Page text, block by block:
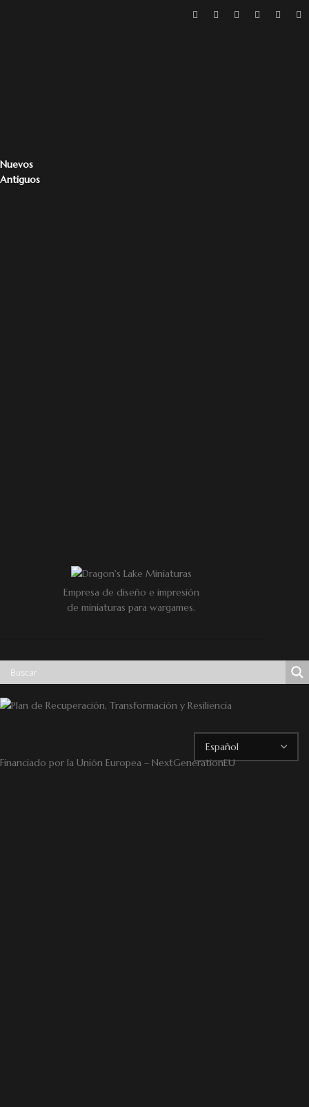
Nuevos
Antiguos
Empresa de diseño e impresión
de miniaturas para wargames.
Financiado por la Unión Europea – NextGenerationEU